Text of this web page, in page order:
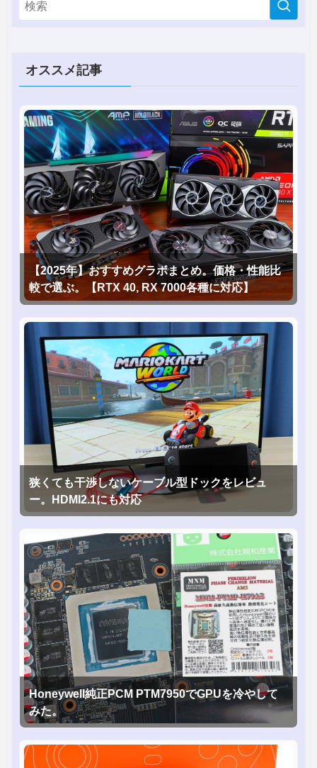
オススメ記事
【2025年】おすすめグラボまとめ。価格・性能比
較で選ぶ。【RTX 40, RX 7000各種に対応】
狭くても干渉しないケーブル型ドックをレビュ
ー。HDMI2.1にも対応
Honeywell純正PCM PTM7950でGPUを冷やして
みた。